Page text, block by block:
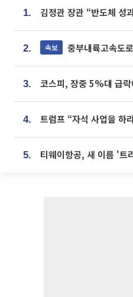
1.
2. 속보 중부내륙고속도
3.
4.
5.